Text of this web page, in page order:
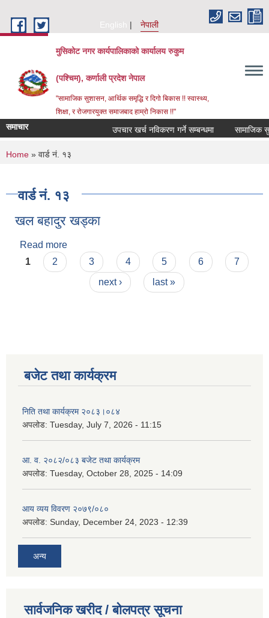
English
नेपाली
मुसिकोट नगर कार्यपालिकाको कार्यालय रुकुम
(पश्चिम), कर्णाली प्रदेश नेपाल
"सामाजिक सुशासन, आर्थिक समृद्धि र दिगो बिकास !! स्वास्थ्य,
शिक्षा, र रोजगारयुक्त समाजबाद हाम्रो निकास !!"
समाचार उपचार खर्च नविकरण गर्ने सम्बन्धमा
You are here
Home » वार्ड नं. १३
वार्ड नं. १३
खल बहादुर खड्का
Read more
Pages
1 2 3 4 5 6
7
next ›
last »
बजेट तथा कार्यक्रम
निति तथा कार्यक्रम २०८३।०८४
अपलोड: Tuesday, July 7, 2026 - 11:15
आ. व. २०८२/०८३ बजेट तथा कार्यक्रम
अपलोड: Tuesday, October 28, 2025 - 14:09
आय व्यय विवरण २०७९/०८०
अपलोड: Sunday, December 24, 2023 - 12:39
अन्य
सार्वजनिक खरीद / बोलपत्र सूचना